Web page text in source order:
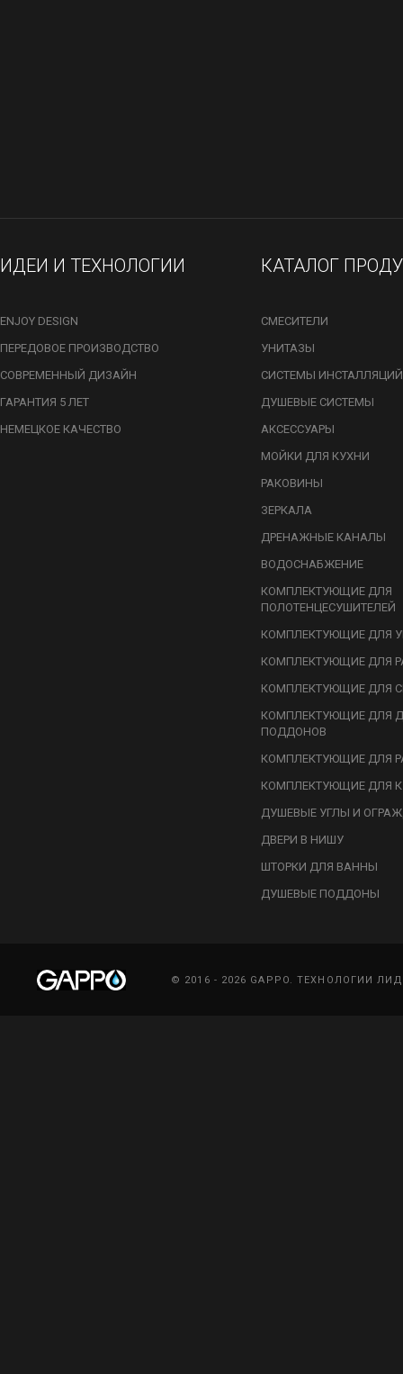
ИДЕИ И ТЕХНОЛОГИИ
ENJOY DESIGN
ПЕРЕДОВОЕ ПРОИЗВОДСТВО
СОВРЕМЕННЫЙ ДИЗАЙН
ГАРАНТИЯ 5 ЛЕТ
НЕМЕЦКОЕ КАЧЕСТВО
КАТАЛОГ
СМЕСИТЕЛИ
УНИТАЗЫ
СИСТЕМЫ ИНСТАЛЛЯЦИЙ
ДУШЕВЫЕ СИСТЕМЫ
АКСЕССУАРЫ
МОЙКИ ДЛЯ КУХНИ
РАКОВИНЫ
ЗЕРКАЛА
ДРЕНАЖНЫЕ КАНАЛЫ
ВОДОСНАБЖЕНИЕ
КОМПЛЕКТУЮЩИЕ ДЛЯ
ПОЛОТЕНЦЕСУШИТЕЛЕЙ
КОМПЛЕКТУЮЩИЕ ДЛЯ
КОМПЛЕКТУЮЩИЕ ДЛЯ
КОМПЛЕКТУЮЩИЕ ДЛЯ
КОМПЛЕКТУЮЩИЕ ДЛЯ
ПОДДОНОВ
КОМПЛЕКТУЮЩИЕ ДЛЯ
КОМПЛЕКТУЮЩИЕ ДЛЯ
ДУШЕВЫЕ УГЛЫ И
ДВЕРИ В НИШУ
ШТОРКИ ДЛЯ ВАННЫ
ДУШЕВЫЕ ПОДДОНЫ
© 2016 - 2026 GAPPO. ТЕХНОЛОГИИ